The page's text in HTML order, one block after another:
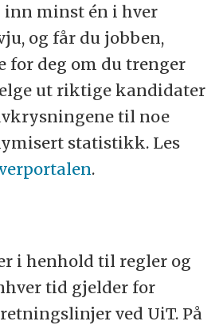
inn minst én i hver
og får du jobben,
for deg om du trenger
ut riktige kandidater
til noe
statistikk. Les
.
i henhold til regler og
tid gjelder for
ved UiT. På